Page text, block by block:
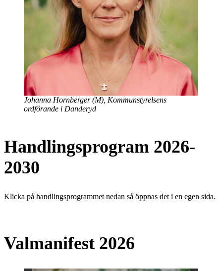
Johanna Hornberger (M), Kommunstyrelsens
ordförande i Danderyd
Handlingsprogram 2026-
2030
Klicka på handlingsprogrammet nedan så öppnas det i en egen sida.
Valmanifest 2026